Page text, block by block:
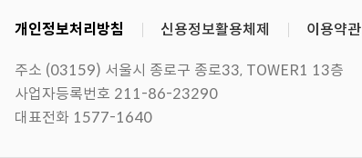
개인정보처리방침 신용정보활용체제 이용약관
주소 (03159) 서울시 종로구 종로33, TOWER1 13층
사업자등록번호 211-86-23290
대표전화 1577-1640